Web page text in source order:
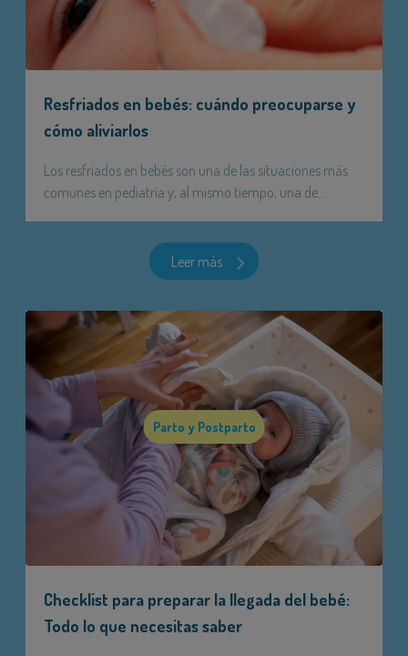
Resfriados en bebés: cuándo preocuparse y
cómo aliviarlos
Los resfriados en bebés son una de las situaciones más
comunes en pediatría y, al mismo tiempo, una de...
Leer más
Checklist para preparar la llegada del bebé:
Todo lo que necesitas saber
Parto y Postparto